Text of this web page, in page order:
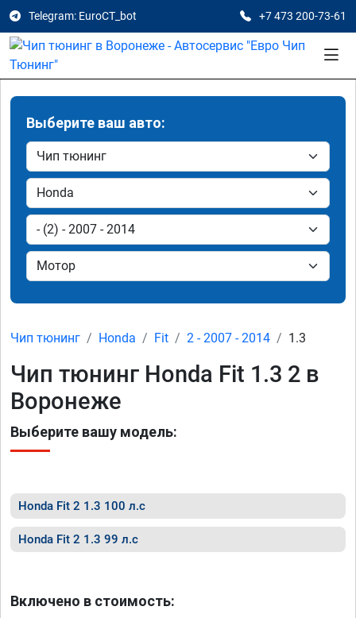
Telegram: EuroCT_bot +7 473 200-73-61
Выберите ваш авто:
Чип тюнинг Honda Fit 2 - 2007 - 2014 1.3
Чип тюнинг Honda Fit 1.3 2 в
Воронеже
Выберите вашу модель:
Honda Fit 2 1.3 100 л.с
Honda Fit 2 1.3 99 л.с
Включено в стоимость: